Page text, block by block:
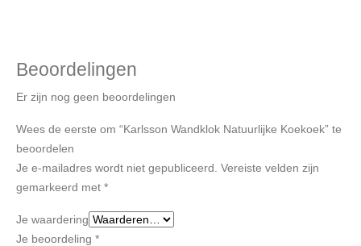
Beoordelingen
Er zijn nog geen beoordelingen
Wees de eerste om “Karlsson Wandklok Natuurlijke Koekoek” te
beoordelen
Je e-mailadres wordt niet gepubliceerd. Vereiste velden zijn
gemarkeerd met *
Je waardering
Je beoordeling *